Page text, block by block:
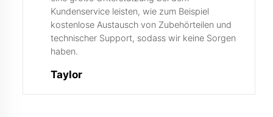
Kundenservice leisten, wie zum Beispiel
kostenlose Austausch von Zubehörteilen und
technischer Support, sodass wir keine Sorgen
haben.
Taylor